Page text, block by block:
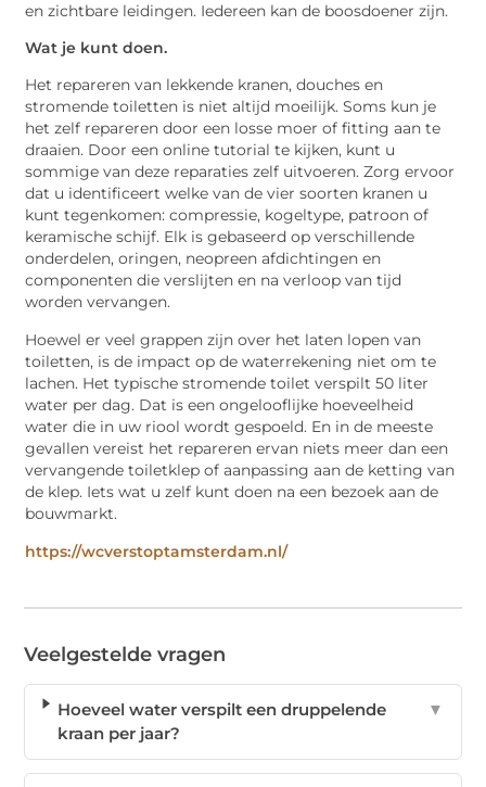
en zichtbare leidingen. Iedereen kan de boosdoener zijn.
Wat je kunt doen.
Het repareren van lekkende kranen, douches en
stromende toiletten is niet altijd moeilijk. Soms kun je
het zelf repareren door een losse moer of fitting aan te
draaien. Door een online tutorial te kijken, kunt u
sommige van deze reparaties zelf uitvoeren. Zorg ervoor
dat u identificeert welke van de vier soorten kranen u
kunt tegenkomen: compressie, kogeltype, patroon of
keramische schijf. Elk is gebaseerd op verschillende
onderdelen, oringen, neopreen afdichtingen en
componenten die verslijten en na verloop van tijd
worden vervangen.
Hoewel er veel grappen zijn over het laten lopen van
toiletten, is de impact op de waterrekening niet om te
lachen. Het typische stromende toilet verspilt 50 liter
water per dag. Dat is een ongelooflijke hoeveelheid
water die in uw riool wordt gespoeld. En in de meeste
gevallen vereist het repareren ervan niets meer dan een
vervangende toiletklep of aanpassing aan de ketting van
de klep. Iets wat u zelf kunt doen na een bezoek aan de
bouwmarkt.
https://wcverstoptamsterdam.nl/
Veelgestelde vragen
Hoeveel water verspilt een druppelende
kraan per jaar?
▼